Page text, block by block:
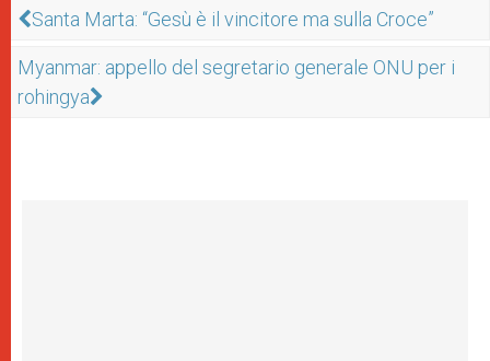
Santa Marta: “Gesù è il vincitore ma sulla Croce”
Myanmar: appello del segretario generale ONU per i
rohingya